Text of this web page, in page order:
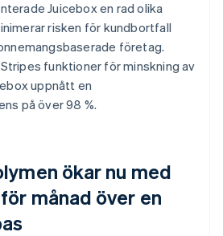
Juicebox en rad olika
risken för kundbortfall
företag.
funktioner för minskning av
uppnått en
på över 98 %.
ökar nu med
månad över en